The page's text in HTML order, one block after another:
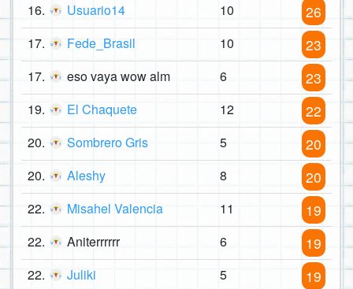
16. Usuario14 10 26
17. Fede_Brasil 10 23
17. eso vaya wow alm 6 23
19. El Chaquete 12 22
20. Sombrero Gris 5 20
20. Aleshy 8 20
22. Misahel Valencia 11 19
22. Aniterrrrrr 6 19
22. Juliki 5 19